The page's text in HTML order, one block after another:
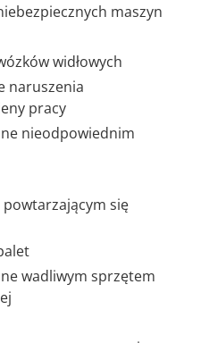
maszyn
widłowych
naruszenia
pracy
nieodpowiednim
się
wadliwym sprzętem